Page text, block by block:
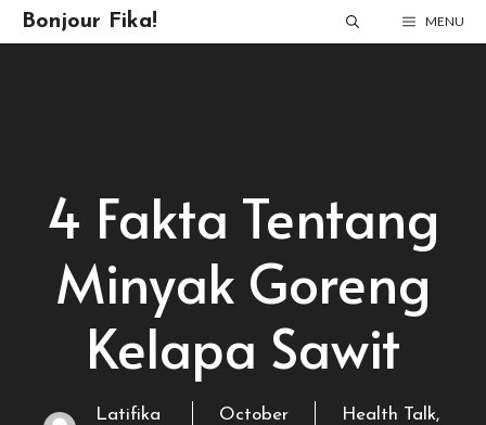
Skip
to
Bonjour Fika! MENU
4 Fakta Tentang
Minyak Goreng
Kelapa Sawit
Latifika
October
Health Talk,